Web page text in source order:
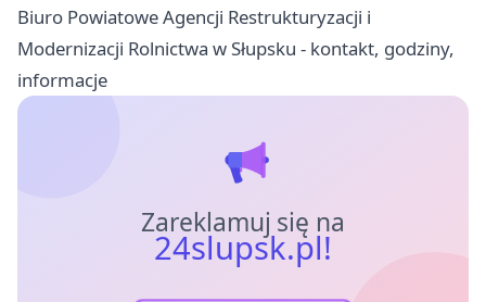
Biuro Powiatowe Agencji Restrukturyzacji i
Modernizacji Rolnictwa w Słupsku - kontakt, godziny,
informacje
Zareklamuj się na
24slupsk.pl!